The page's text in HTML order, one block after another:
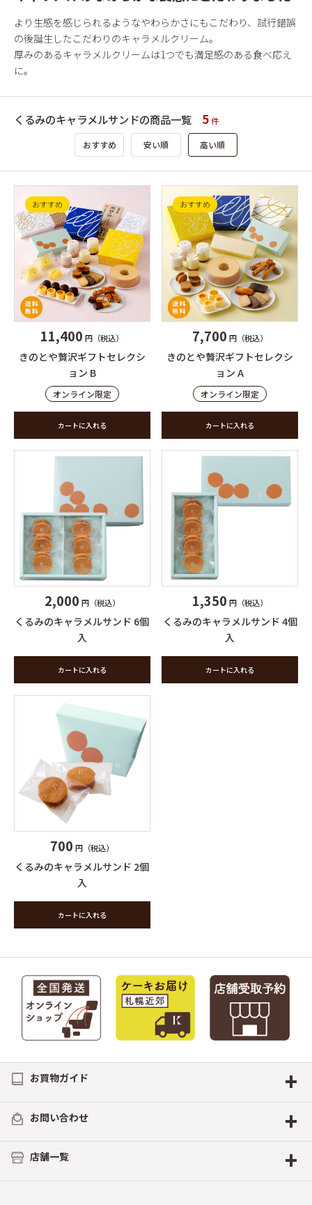
より生感を感じられるようなやわらかさにもこだわり、試行錯誤
の後誕生したこだわりのキャラメルクリーム。
厚みのあるキャラメルクリームは1つでも満足感のある食べ応え
に。
くるみのキャラメルサンドの商品一覧 5件
おすすめ 安い順 高い順
おすすめ
11,400 円（税込）
きのとや贅沢ギフトセレクシ
ョン B
オンライン限定
カートに入れる
おすすめ
7,700 円（税込）
きのとや贅沢ギフトセレクシ
ョン A
オンライン限定
カートに入れる
2,000 円（税込）
くるみのキャラメルサンド 6個
入
カートに入れる
1,350 円（税込）
くるみのキャラメルサンド 4個
入
カートに入れる
700 円（税込）
くるみのキャラメルサンド 2個
入
カートに入れる
お買物ガイド +
お問い合わせ +
店舗一覧 +